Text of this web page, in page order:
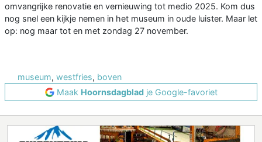
omvangrijke renovatie en vernieuwing tot medio 2025. Kom dus
nog snel een kijkje nemen in het museum in oude luister. Maar let
op: nog maar tot en met zondag 27 november.
museum, westfries, boven
Maak Hoornsdagbladje Google-favoriet